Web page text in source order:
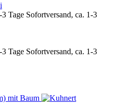
Sofortversand, ca. 1-3
Sofortversand, ca. 1-3